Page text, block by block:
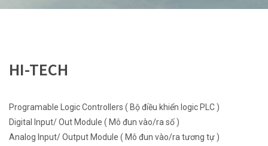
HI-TECH
Programable Logic Controllers ( Bộ điều khiển logic PLC )
Digital Input/ Out Module ( Mô đun vào/ra số )
Analog Input/ Output Module ( Mô đun vào/ra tương tự )